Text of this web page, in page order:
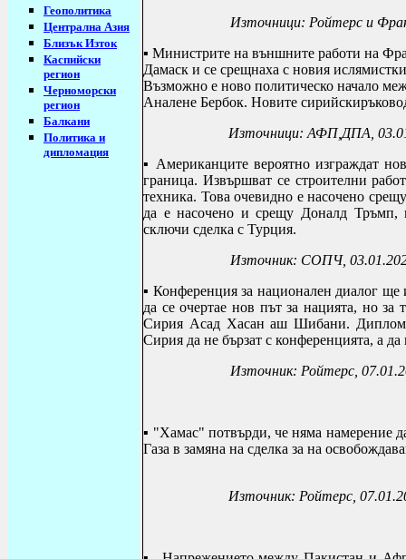
Геополитика
Централна Азия
Близък Изток
Каспийски
регион
Черноморски
регион
Балкани
Политика и
дипломация
Източници: Ройтерс и
▪ Министрите на външните работи на
Дамаск и се срещнаха с новия
Възможно е ново политическо начало
Аналене Бербок. Новите
Източници: АФП,ДПА,
▪ Американците вероятно изграждат
граница. Извършват се строителни
техника. Това очевидно е насочено
да е насочено и срещу Доналд Тръмп,
сключи сделка с Турция.
Източник: СОПЧ,
▪ Конференция за национален диалог ще
да се очертае нов път за нацията, но
Сирия Асад Хасан аш Шибани.
Сирия да не бързат с конференцията, а
Източник: Ройтерс,
▪ "Хамас" потвърди, че няма намерение
Газа в замяна на сделка за на
Източник: Ройтерс,